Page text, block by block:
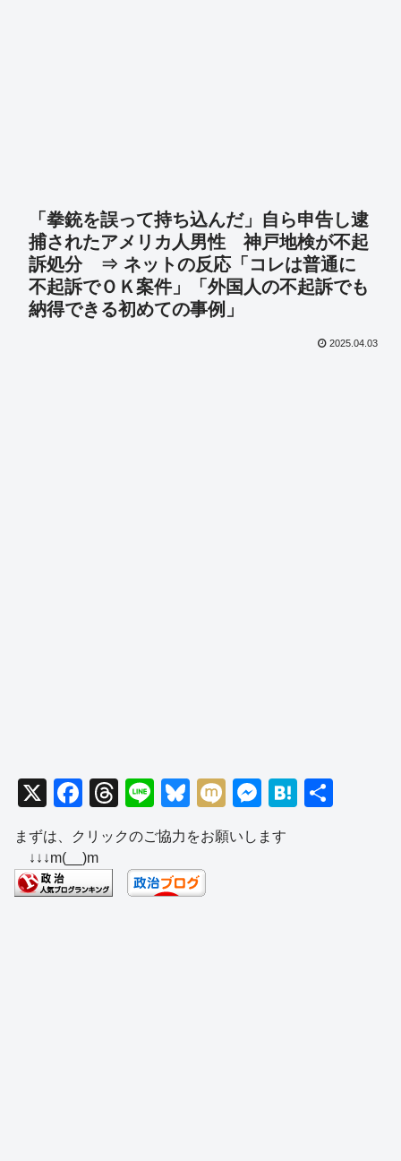
「拳銃を誤って持ち込んだ」自ら申告し逮
捕されたアメリカ人男性 神戸地検が不起
訴処分 ⇒ ネットの反応「コレは普通に
不起訴でＯＫ案件」「外国人の不起訴でも
納得できる初めての事例」
2025.04.03
X
F
a
c
e
b
T
hr
e
a
d
Li
n
e
Bl
u
e
sk
y
M
ixi
M
e
ss
H
まずは、クリックのご協力をお願いします
↓↓↓m(__)m